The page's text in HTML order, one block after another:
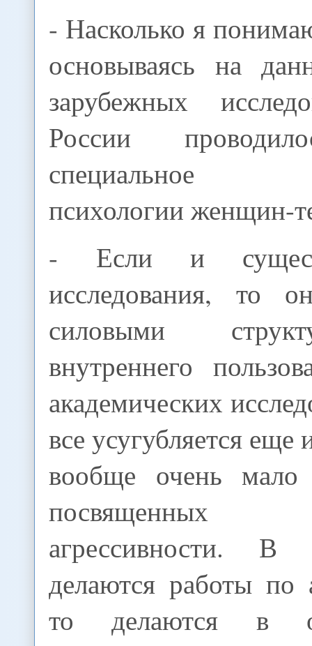
- Насколько я
основываясь на
зарубежных
России
специальное
психологии женщин-
- Если и
исследования, то
силовыми
внутреннего
академических
все усугубляется еще
вообще очень мало
агрессивности. В
делаются работы по
то делаются в